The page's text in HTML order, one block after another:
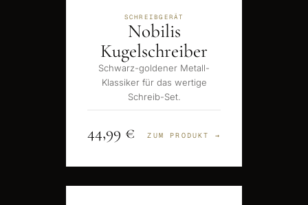
SCHREIBGERÄT
Nobilis
Kugelschreiber
Schwarz-goldener Metall-
Klassiker für das wertige
Schreib-Set.
44,99 € ZUM PRODUKT →